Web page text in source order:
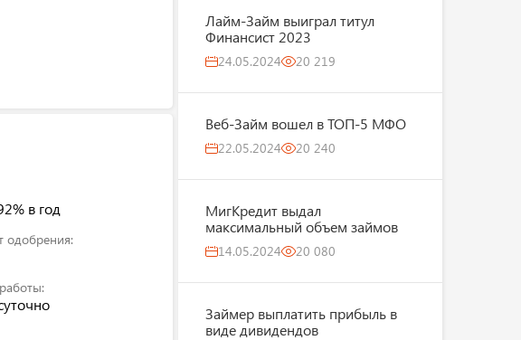
в год
одобрения:
Лайм-Займ выиграл титул
Финансист 2023
24.05.2024 20 219
Веб-Займ вошел в ТОП-5 МФО
22.05.2024 20 240
МигКредит выдал
максимальный объем займов
14.05.2024 20 080
Займер выплатить прибыль в
виде дивидендов